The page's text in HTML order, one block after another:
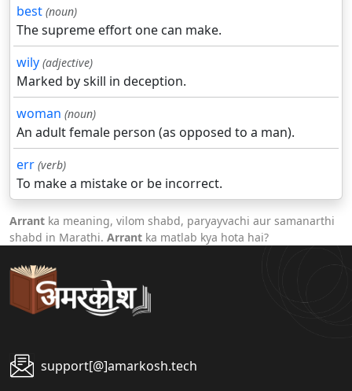
best (noun)
The supreme effort one can make.
wily (adjective)
Marked by skill in deception.
woman (noun)
An adult female person (as opposed to a man).
err (verb)
To make a mistake or be incorrect.
Arrant ka meaning, vilom shabd, paryayvachi aur samanarthi
shabd in Marathi. Arrant ka matlab kya hota hai?
support[@]amarkosh.tech